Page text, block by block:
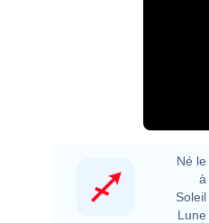
Né le
à
Soleil
Lune